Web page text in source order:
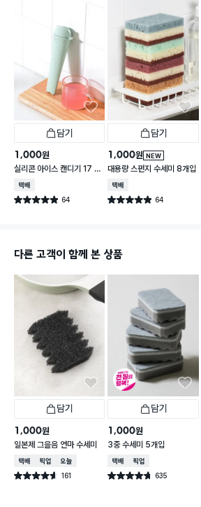
담기
1,000원
실리콘 아이스 캔디기 17 X
4 cm
택배배송
별점 4.9점 64
건 작성
담기
NEW
1,000원
대용량 스펀지 수세미 8개입
택배배송
별점 4.9점 64
건 작성
다른 고객이 함께 본 상품
담기
1,000원
일본제 그을음 연마 수세미
택배배송매장픽업오늘배송
별점 4.6점 161
건 작성
담기
1,000원
3중 수세미 5개입
택배배송매장픽업
별점 4.7점 635
건 작성